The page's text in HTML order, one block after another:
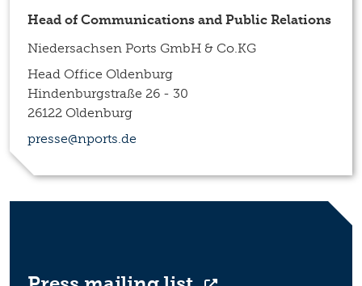
Head of Communications and Public Relations
Niedersachsen Ports GmbH & Co.KG
Head Office Oldenburg
Hindenburgstraße 26 - 30
26122 Oldenburg
presse@nports.de